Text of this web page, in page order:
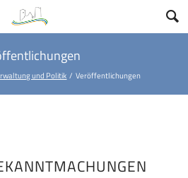
und Politik Veröffentlichungen